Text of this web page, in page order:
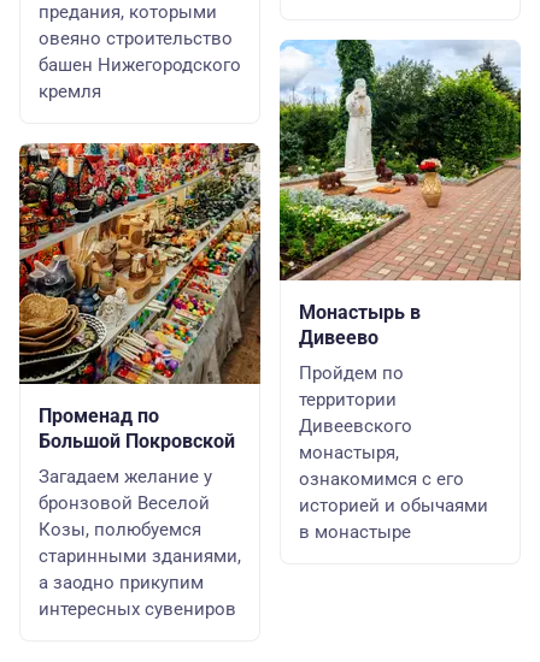
предания, которыми
овеяно строительство
башен Нижегородского
кремля
Променад по
Большой Покровской
Загадаем желание у
бронзовой Веселой
Козы, полюбуемся
старинными зданиями,
а заодно прикупим
интересных сувениров
Монастырь в
Дивеево
Пройдем по
территории
Дивеевского
монастыря,
ознакомимся с его
историей и обычаями
в монастыре